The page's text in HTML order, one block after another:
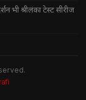
भी श्रीलंका टेस्ट सीरीज